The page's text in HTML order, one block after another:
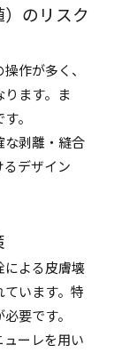
のリスク
作が多く、
ます。ま
。
な剥離・縫合
るデザイン
による皮膚壊
います。特
要です。
ューレを用い